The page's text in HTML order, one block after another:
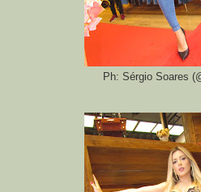
Ph: Sérgio Soares